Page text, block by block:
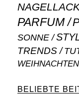
PARFUM
SONNE
TRENDS
WEIHNACHTEN
BELIEBTE